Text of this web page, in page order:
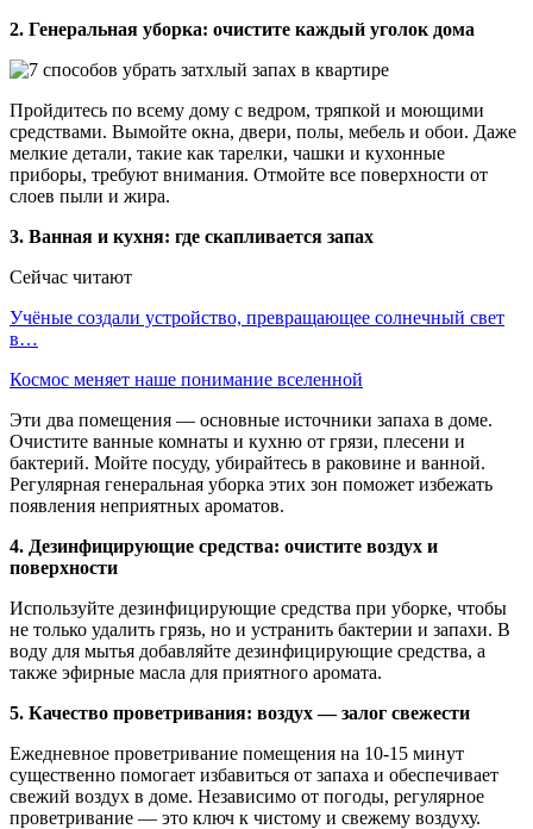
2. Генеральная уборка: очистите каждый уголок дома
Пройдитесь по всему дому с ведром, тряпкой и моющими
средствами. Вымойте окна, двери, полы, мебель и обои. Даже
мелкие детали, такие как тарелки, чашки и кухонные
приборы, требуют внимания. Отмойте все поверхности от
слоев пыли и жира.
3. Ванная и кухня: где скапливается запах
Сейчас читают
Учёные создали устройство, превращающее солнечный свет
в…
Космос меняет наше понимание вселенной
Эти два помещения — основные источники запаха в доме.
Очистите ванные комнаты и кухню от грязи, плесени и
бактерий. Мойте посуду, убирайтесь в раковине и ванной.
Регулярная генеральная уборка этих зон поможет избежать
появления неприятных ароматов.
4. Дезинфицирующие средства: очистите воздух и
поверхности
Используйте дезинфицирующие средства при уборке, чтобы
не только удалить грязь, но и устранить бактерии и запахи. В
воду для мытья добавляйте дезинфицирующие средства, а
также эфирные масла для приятного аромата.
5. Качество проветривания: воздух — залог свежести
Ежедневное проветривание помещения на 10-15 минут
существенно помогает избавиться от запаха и обеспечивает
свежий воздух в доме. Независимо от погоды, регулярное
проветривание — это ключ к чистому и свежему воздуху.